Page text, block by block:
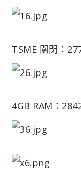
TSME 關閉：
4GB RAM：